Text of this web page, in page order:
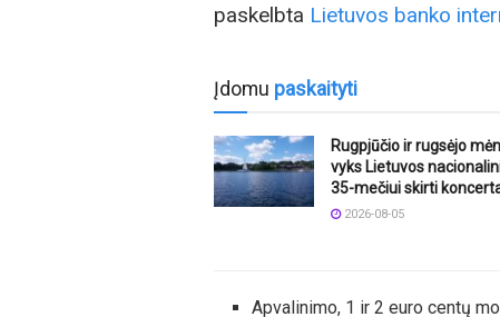
paskelbta Lietuvos banko
Įdomu paskaityti
Rugpjūčio ir rugsėjo
vyks Lietuvos
35-mečiui skirti
2026-08-05
Apvalinimo, 1 ir 2 euro centų